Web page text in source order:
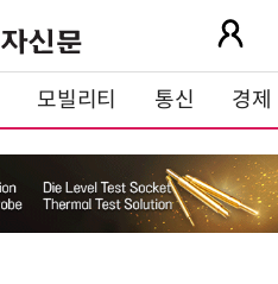
모빌리티 통신 경제